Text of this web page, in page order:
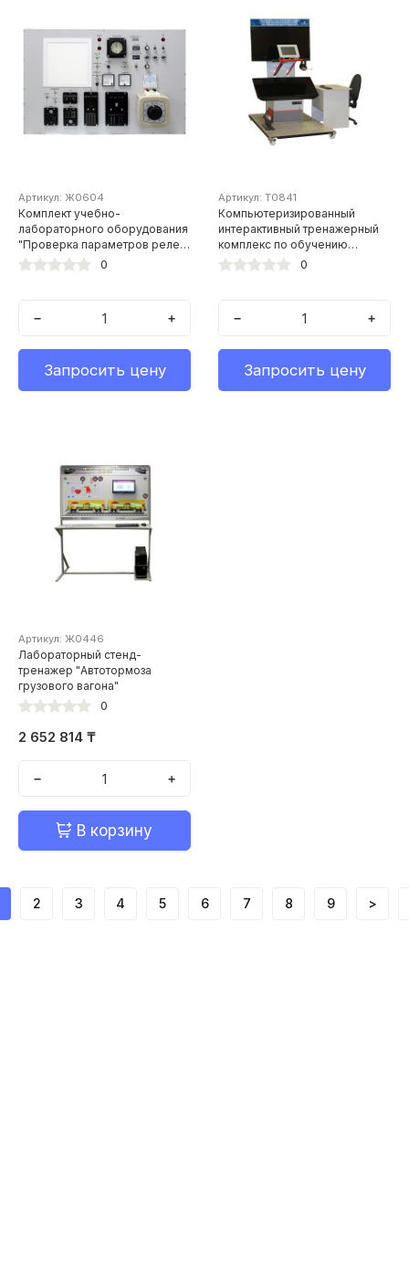
Артикул: Ж0604
Комплект учебно-
лабораторного оборудования
"Проверка параметров реле
СЦБ"
0
− +
Запросить цену
Артикул: Т0841
Компьютеризированный
интерактивный тренажерный
комплекс по обучению
операторов дефектоскопных
0
− +
Запросить цену
Артикул: Ж0446
Лабораторный стенд-
тренажер "Автотормоза
грузового вагона"
0
2 652 814 ₸
− +
В корзину
2 3 4 5 6 7 8 9 >